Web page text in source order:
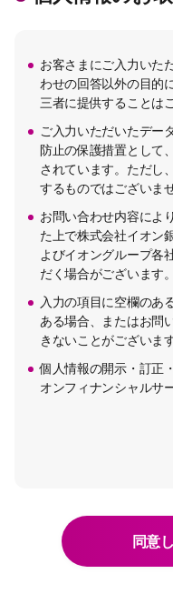
お客さまにご入力いた
わせの回答以外の目的
三者に提供することは
ご入力いただいたデー
防止の保護措置として
されています。ただし
するものではございませ
お問い合わせ内容によ
た上で株式会社イオン
よびイオングループ各
だく場合がございます。
入力の項目に空欄のあ
ある場合、またはお問
きないことがございま
個人情報の開示・訂正
オンフィナンシャルサ
同意